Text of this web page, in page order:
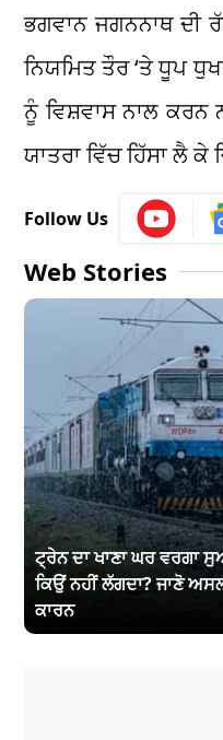
ਭਗਵਾਨ ਜਗਨਨਾਥ ਦੀ
ਨਿਯਮਿਤ ਤੌਰ ‘ਤੇ ਧੂਪ
ਨੂੰ ਵਿਸ਼ਵਾਸ ਨਾਲ
ਯਾਤਰਾ ਵਿੱਚ ਹਿੱਸਾ ਲੈ
Follow Us
Web Stories
ਟ੍ਰੇਨ ਦਾ ਖਾਣਾ ਘਰ ਵਰਗਾ
ਕਿਉਂ ਨਹੀਂ ਲੱਗਦਾ? ਜਾਣੋ
ਕਾਰਨ